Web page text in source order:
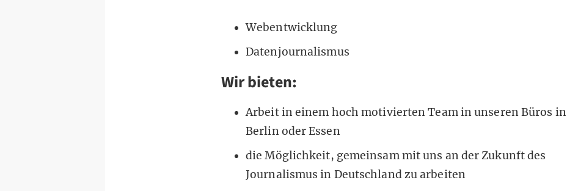
Webentwicklung
Datenjournalismus
Wir bieten:
Arbeit in einem hoch motivierten Team in unseren Büros in
Berlin oder Essen
die Möglichkeit, gemeinsam mit uns an der Zukunft des
Journalismus in Deutschland zu arbeiten